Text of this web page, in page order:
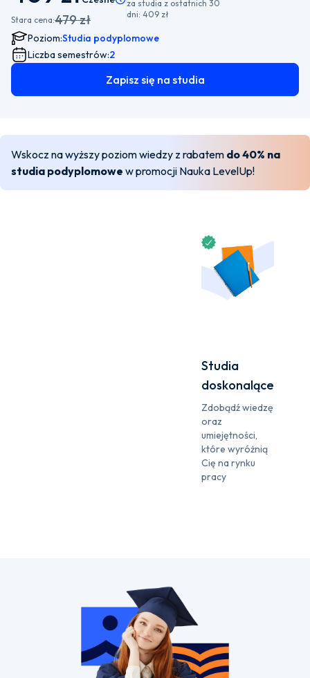
Stara cena:479 zł
za studia z ostatnich 30
dni: 409 zł
Poziom:Studia podyplomowe
Liczba semestrów:2
Zapisz się na studia
Wskocz na wyższy poziom wiedzy z rabatem do 40% na
studia podyplomowe w promocji Nauka LevelUp!
Studia
doskonalące
Zdobądź wiedzę
oraz
umiejętności,
które wyróżnią
Cię na rynku
pracy